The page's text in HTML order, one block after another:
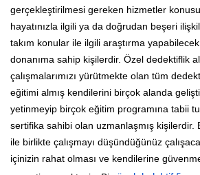
gerçekleştirilmesi gereken hizmetler
hayatınızla ilgili ya da doğrudan beşeri
takım konular ile ilgili araştırma
donanıma sahip kişilerdir. Özel dedektiflik
çalışmalarımızı yürütmekte olan tüm
eğitimi almış kendilerini birçok alanda
yetinmeyip birçok eğitim programına tabii
sertifika sahibi olan uzmanlaşmış kişilerdir.
ile birlikte çalışmayı düşündüğünüz
içinizin rahat olması ve kendilerine